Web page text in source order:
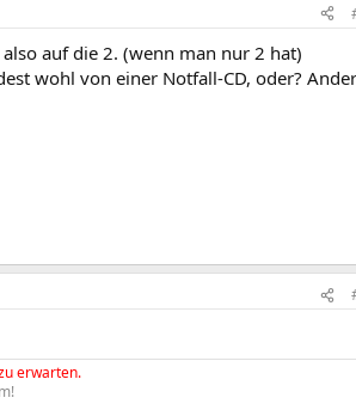
auf die 2. (wenn man nur 2 hat)
wohl von einer Notfall-CD, oder?
erwarten.